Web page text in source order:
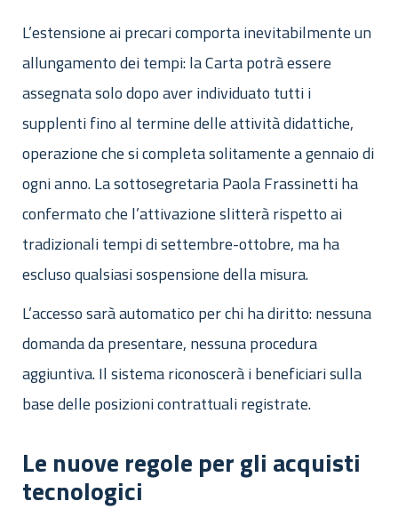
L’estensione ai precari comporta inevitabilmente un
allungamento dei tempi: la Carta potrà essere
assegnata solo dopo aver individuato tutti i
supplenti fino al termine delle attività didattiche,
operazione che si completa solitamente a gennaio di
ogni anno. La sottosegretaria Paola Frassinetti ha
confermato che l’attivazione slitterà rispetto ai
tradizionali tempi di settembre-ottobre, ma ha
escluso qualsiasi sospensione della misura.
L’accesso sarà automatico per chi ha diritto: nessuna
domanda da presentare, nessuna procedura
aggiuntiva. Il sistema riconoscerà i beneficiari sulla
base delle posizioni contrattuali registrate.
Le nuove regole per gli acquisti
tecnologici